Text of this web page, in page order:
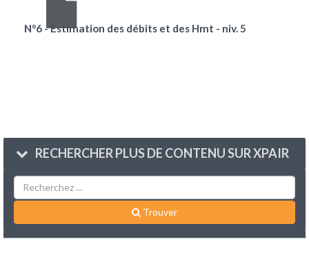
N°6 - Estimation des débits et des Hmt - niv. 5
RECHERCHER PLUS DE CONTENU SUR XPAIR
Trouver